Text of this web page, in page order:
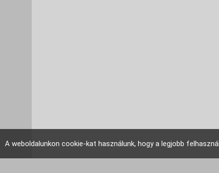
A weboldalunkon cookie-kat használunk, hogy a legjobb